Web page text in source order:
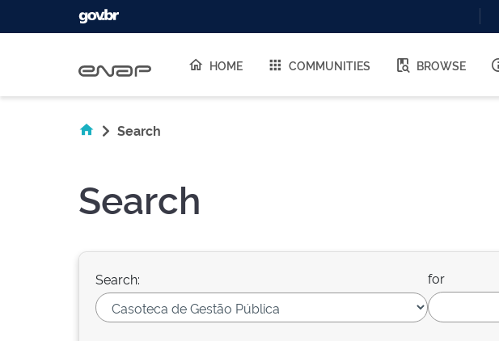
HOME COMMUNITIES BROWSE
Search
Search
Search: for